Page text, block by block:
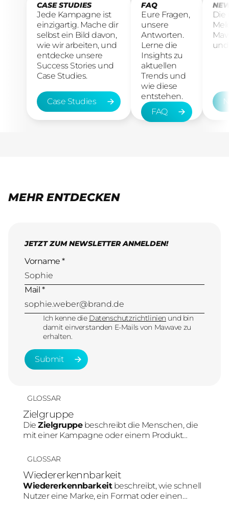
CASE STUDIES
Jede Kampagne ist
einzigartig. Mache dir
selbst ein Bild davon,
wie wir arbeiten, und
entdecke unsere
Success Stories und
Case Studies.
Case Studies
Case Studies
FAQ
Eure Fragen,
unsere
Antworten.
Lerne die
Insights zu
aktuellen
Trends und
wie diese
entstehen.
FAQ
FAQ
Die
MEHR ENTDECKEN
GLOSSAR
Zielgruppe
DieZielgruppebeschreibt die Menschen, die
mit einer Kampagne oder einem Produkt
Marketing beeinflusst die Zielgruppe direkt die
GLOSSAR
Wiedererkennbarkeit
Wiedererkennbarkeitbeschreibt, wie schnell
Nutzer eine Marke, ein Format oder einen
JETZT ZUM NEWSLETTER ANMELDEN!
Vorname *
Mail *
Ich kenne die Datenschutzrichtlinien und bin
damit einverstanden E-Mails von Mawave zu
erhalten.
Submit